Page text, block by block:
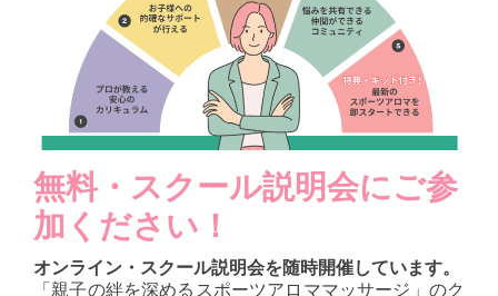
無料・スクール説明会にご参
加ください！
オンライン・スクール説明会を随時開催しています。
「親子の絆を深めるスポーツアロママッサージ」のク